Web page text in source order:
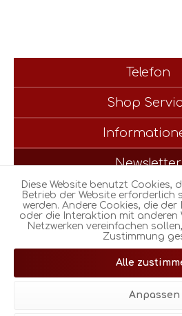
Telefon
Shop
Newsletter
* Alle Preise inkl. gesetzl.
ggf. Nachnahmegebühren, wenn
Diese Website benutzt Cookies,
Betrieb der Website
werden. Andere Cookies, die
oder die Interaktion mit anderen
Netzwerken vereinfachen
Zustimmung